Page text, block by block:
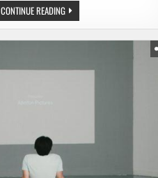
CONTINUE READINGVODAFONE
BAUT
IN
BESSERES